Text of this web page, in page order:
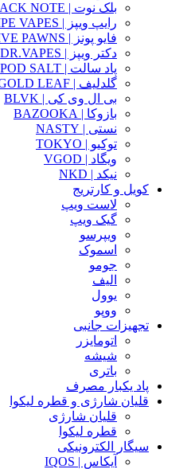
بلک نوت | BLACK NOTE
رایپ ویپز | RIPE VAPES
فایو پونز | FIVE PAWNS
دکتر ویپز | DR.VAPES
پاد سالت | POD SALT
گلدلیف | GOLD LEAF
بی ال وی کی | BLVK
بازوکا | BAZOOKA
نستی | NASTY
توکیو | TOKYO
ویگاد | VGOD
نیکد | NKD
کویل و کارتریج
لاست ویپ
گیک ویپ
ویپرسو
اسموک
جومو
الیف
یوول
ووپو
تجهیزات جانبی
اتومایزر
شیشه
باتری
پاد یکبار مصرف
قلیان شارژی و قطره لیکوا
قلیان شارژی
قطره لیکوا
سیگار الکترونیکی
آیکاس | IQOS